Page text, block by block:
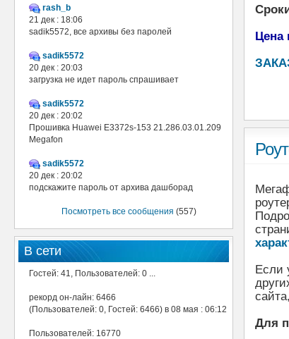
rash_b
21 дек : 18:06
sadik5572, все архивы без паролей
sadik5572
20 дек : 20:03
загрузка не идет пароль спрашивает
sadik5572
20 дек : 20:02
Прошивка Huawei E3372s-153 21.286.03.01.209
Megafon
sadik5572
20 дек : 20:02
подскажите пароль от архива дашборад
Посмотреть все сообщения (557)
В сети
Гостей: 41, Пользователей: 0 ...
рекорд он-лайн: 6466
(Пользователей: 0, Гостей: 6466) в 08 мая : 06:12
Пользователей: 16770
Цена
Если
Для